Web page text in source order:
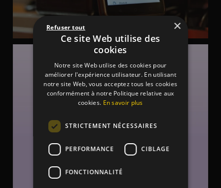
Fini de perdre du temps à dompter un matériel trop
8 0
×
Ce site Web utilise des
cookies
Notre site Web utilise des cookies pour
améliorer l'expérience utilisateur. En utilisant
notre site Web, vous acceptez tous les cookies
conformément à notre Politique relative aux
cookies. En savoir plus
STRICTEMENT NÉCESSAIRES
PERFORMANCE CIBLAGE
FONCTIONNALITÉ
Refuser tout